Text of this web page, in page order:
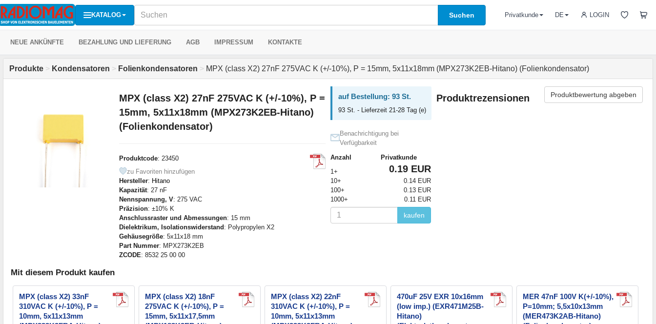
KATALOG Suchen LOGIN
Privatkunde DE
NEUE ANKÜNFTE BEZAHLUNG UND LIEFERUNG AGB IMPRESSUM KONTAKTE
Produkte > Kondensatoren > Folienkondensatoren > MPX (class X2) 27nF 275VAC K (+/-10%), P = 15mm, 5x11x18mm (MPX273K2EB-Hitano) (Folienkondensator)
MPX (class X2) 27nF 275VAC K (+/-10%), P =
15mm, 5x11x18mm (MPX273K2EB-Hitano)
(Folienkondensator)
Produktcode: 23450
zu Favoriten hinzufügen
Hersteller: Hitano
Kapazität: 27 nF
Nennspannung, V: 275 VAC
Präzision: ±10% K
Anschlussraster und Abmessungen: 15 mm
Dielektrikum, Isolationswiderstand : Polypropylen X2
Gehäusegröße: 5x11x18 mm
Part Nummer: MPX273K2EB
ZCODE: 8532 25 00 00
auf Bestellung: 93 St.
93 St. - Lieferzeit 21-28 Tag (e)
Benachrichtigung bei
Verfügbarkeit
Anzahl
Privatkunde
1+
0.19 EUR
10+
0.14 EUR
100+
0.13 EUR
1000+
0.11 EUR
kaufen
Produktrezensionen Produktbewertung abgeben
Mit diesem Produkt kaufen
MPX (class X2) 33nF
310VAC K (+/-10%), P =
10mm, 5x11x13mm
MPX (class X2) 18nF
275VAC K (+/-10%), P =
15mm, 5x11x17,5mm
MPX (class X2) 22nF
310VAC K (+/-10%), P =
10mm, 5x11x13mm
470uF 25V EXR 10x16mm
(low imp.) (EXR471M25B-
Hitano)
MER 47nF 100V K(+/-10%),
P=10mm; 5,5x10x13mm
(MER473K2AB-Hitano)